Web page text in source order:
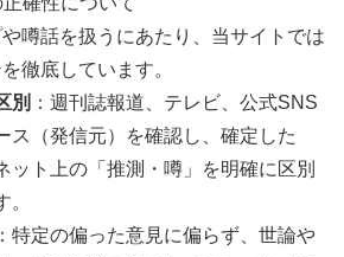
噂話を扱うにあたり、当サイトでは
徹底しています。
別 ：週刊誌報道、テレビ、公式SNS
ス（発信元）を確認し、確定した
ット上の「推測・噂」を明確に区別
。
特定の偏った意見に偏らず、世論や